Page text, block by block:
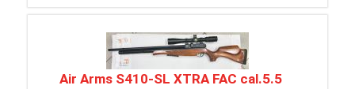
Air Arms S410-SL XTRA FAC cal.5.5